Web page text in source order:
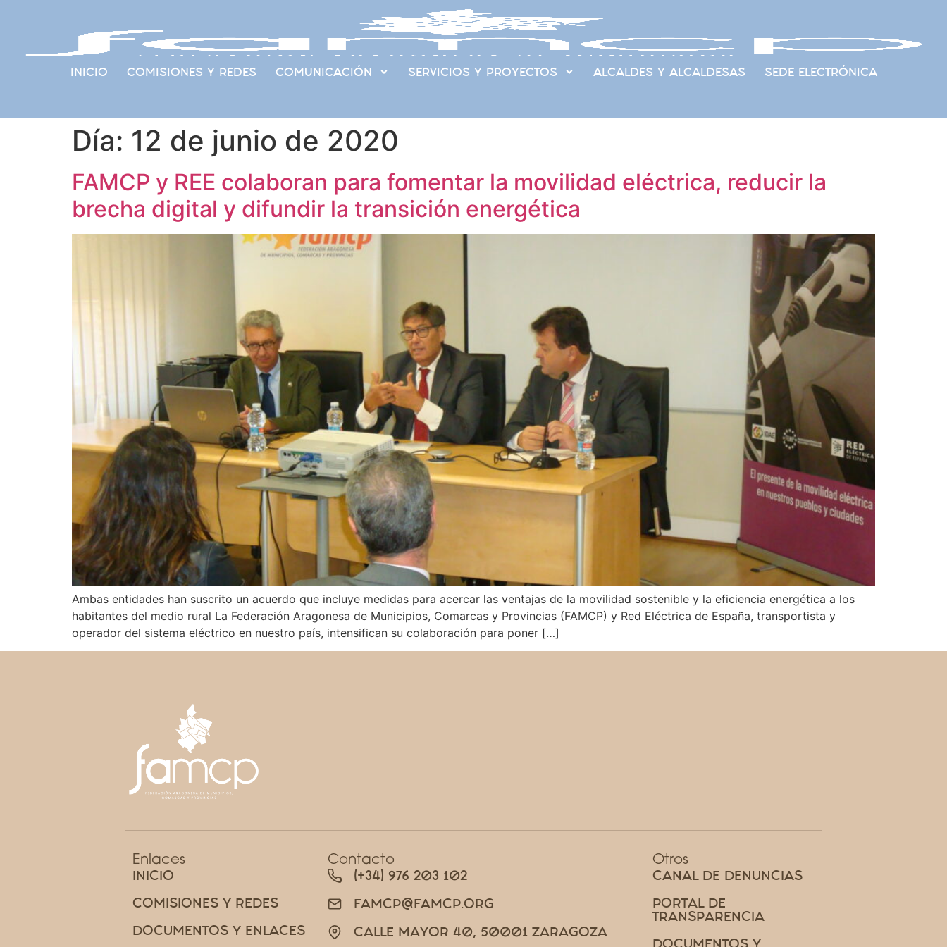
INICIO COMISIONES Y REDES COMUNICACIÓN SERVICIOS Y PROYECTOS ALCALDES Y ALCALDESAS SEDE ELECTRÓNICA
Día: 12 de junio de 2020
FAMCP y REE colaboran para fomentar la movilidad eléctrica, reducir la
brecha digital y difundir la transición energética
Ambas entidades han suscrito un acuerdo que incluye medidas para acercar las ventajas de la movilidad sostenible y la eficiencia energética a los
habitantes del medio rural La Federación Aragonesa de Municipios, Comarcas y Provincias (FAMCP) y Red Eléctrica de España, transportista y
operador del sistema eléctrico en nuestro país, intensifican su colaboración para poner […]
Enlaces
INICIO
COMISIONES Y REDES
DOCUMENTOS Y ENLACES
Contacto
(+34) 976 203 102
FAMCP@FAMCP.ORG
CALLE MAYOR 40, 50001 ZARAGOZA
Otros
CANAL DE DENUNCIAS
PORTAL DE
TRANSPARENCIA